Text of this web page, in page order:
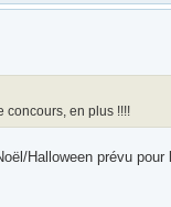
concours, en plus !!!!
Halloween prévu